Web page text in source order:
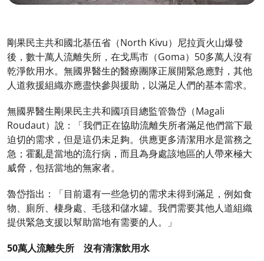
剛果民主共和國北基伍省（North Kivu）尼拉貢火山爆發
後，數十萬人流離失所，在戈馬市（Goma）50多萬人沒有
乾淨飲用水。無國界醫生的醫療團隊正展開緊急應對，其他
人道救援組織亦應盡快參與援助，以滿足人們的基本需求。
無國界醫生剛果民主共和國項目總監管魯岱（Magali
Roudaut）說：「我們正在協助流離失所者滿足他們當下最
迫切的需求，但是這仍未足夠。供應更多清潔用水是當務之
急；霍亂是當地的流行病，而且為身處該地區的人帶來極大
威脅，包括當地的無家者。
魯岱指出：「目前還有一些急切的需求未得到滿足，例如食
物、廁所、棲身處、毛毯和儲水罐。我們需要其他人道組織
提供緊急支援以幫助當地有需要的人。」
50萬人流離失所 沒有清潔飲用水